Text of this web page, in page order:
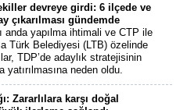
devreye girdi: 6 ilçede ve
çıkarılması gündemde
anda yapılma ihtimali ve CTP ile
Türk Belediyesi (LTB) özelinde
TDP’de adaylık stratejisinin
yatırılmasına neden oldu.
Zararlılara karşı doğal